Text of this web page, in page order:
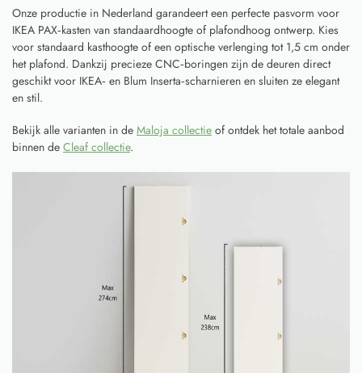
Onze productie in Nederland garandeert een perfecte pasvorm voor
IKEA PAX‑kasten van standaardhoogte of plafondhoog ontwerp. Kies
voor standaard kasthoogte of een optische verlenging tot 1,5 cm onder
het plafond. Dankzij precieze CNC‑boringen zijn de deuren direct
geschikt voor IKEA‑ en Blum Inserta‑scharnieren en sluiten ze elegant
en stil.
Bekijk alle varianten in de Maloja collectie of ontdek het totale aanbod
binnen de Cleaf collectie.